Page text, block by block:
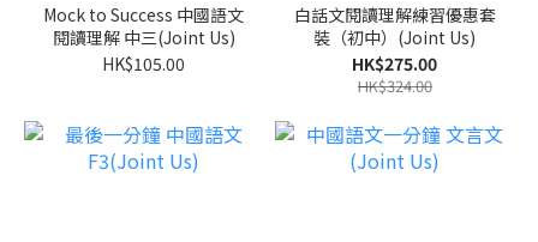
Mock to Success 中國語文
閱讀理解 中三(Joint Us)
HK$105.00
白話文閱讀理解練習優惠套
裝（初中）(Joint Us)
HK$275.00
HK$324.00